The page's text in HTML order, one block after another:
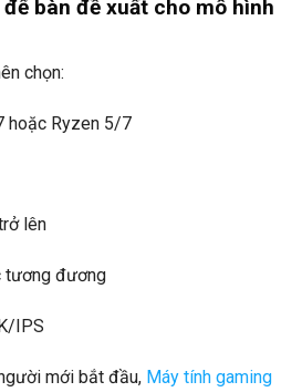
bàn đề xuất cho mô hình
chọn:
hoặc Ryzen 5/7
lên
tương đương
IPS
mới bắt đầu, Máy tính gaming